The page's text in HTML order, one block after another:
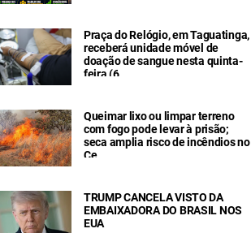
Praça do Relógio, em Taguatinga,
receberá unidade móvel de
doação de sangue nesta quinta-
feira (6
Queimar lixo ou limpar terreno
com fogo pode levar à prisão;
seca amplia risco de incêndios no
Ce
TRUMP CANCELA VISTO DA
EMBAIXADORA DO BRASIL NOS
EUA